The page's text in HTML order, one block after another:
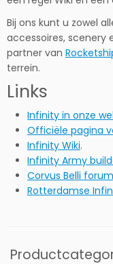
Bij ons kunt u zowel
accessoires, scenery
partner van
terrein.
Links
Infinity in onze
Officiële pagina
Infinity Wiki.
Infinity Army
Corvus Belli forum
Rotterdamse